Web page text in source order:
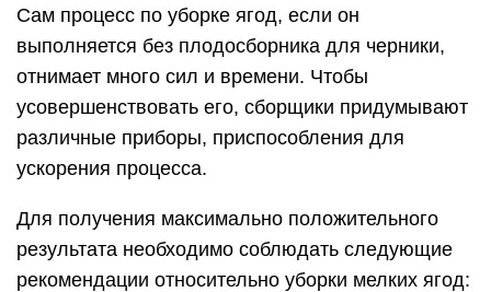
Сам процесс по уборке ягод, если он
выполняется без плодосборника для черники,
отнимает много сил и времени. Чтобы
усовершенствовать его, сборщики придумывают
различные приборы, приспособления для
ускорения процесса.
Для получения максимально положительного
результата необходимо соблюдать следующие
рекомендации относительно уборки мелких ягод: